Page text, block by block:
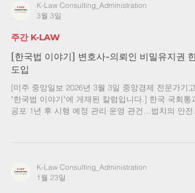
게 위법하거나 부당한 이익을 주거나 권익을 해할 목
으로 법령을 의도적으로 오적용하거나, 증거를 인멸·
처벌 대상으로 한다. 사실 형법에는 이미 직권남용죄
규정되어 있고, 그동안 법왜곡죄의 처벌 대상과 유사
사안들에서 직권남용죄가 적용되어 온 만큼, 법왜곡죄
가 중복되거나 불필요하다는 견해도 적지 않았다. 직
남용죄는 공무원의 권한 남용을 폭넓게 규율하는 일반
조항이라 할 수 있다. 이에 반해 법왜곡죄의 도입에 찬
성하는 측은
K-Law Consulting_Administration
3월 3일
주간 K-LAW
[한국법 이야기] 변호사-의뢰인 비밀유지권 한
도입
[미주 중앙일보 2026년 3월 3일 중앙경제 전문가기고
"한국법 이야기"에 게재된 칼럼입니다.] 한국 국회통
공포 1년 후 시행 예정 관리·운영 관건…법치의 안전
법률자문 내용이 압수·제출로 노출될 때 이를 막아낼
‘증거법상 거부권’은 분명치 않았다. 이번 신설 조문(제
K-Law Consulting_Administration
1월 23일